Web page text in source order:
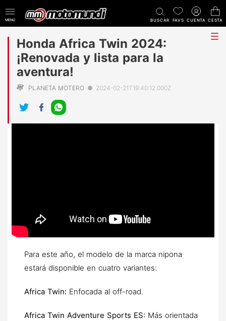
MENÚ BUSCAR FAVS CUENTA CESTA
Honda Africa Twin 2024:
¡Renovada y lista para la
aventura!
PLANETA MOTERO ● 2024-02-21T19:40:12.000Z
Para este año, el modelo de la marca nipona
estará disponible en cuatro variantes:
Africa Twin: Enfocada al off-road.
Africa Twin Adventure Sports ES: Más orientada